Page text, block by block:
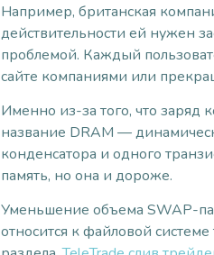
Например, британская
действительности ей нужен
проблемой. Каждый
сайте компаниями или
Именно из-за того, что заряд
название DRAM —
конденсатора и одного
память, но она и дороже.
Уменьшение объема SWAP-
относится к файловой